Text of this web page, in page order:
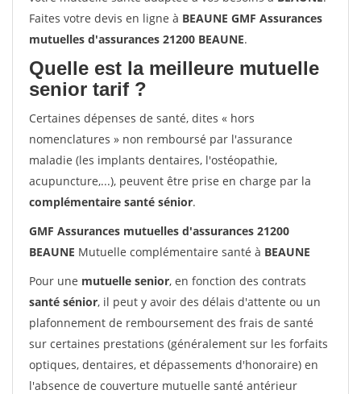
Faites votre devis en ligne à BEAUNE GMF Assurances
mutuelles d'assurances 21200 BEAUNE.
Quelle est la meilleure mutuelle
senior tarif ?
Certaines dépenses de santé, dites « hors
nomenclatures » non remboursé par l'assurance
maladie (les implants dentaires, l'ostéopathie,
acupuncture,...), peuvent être prise en charge par la
complémentaire santé sénior.
GMF Assurances mutuelles d'assurances 21200
BEAUNE Mutuelle complémentaire santé à BEAUNE
Pour une mutuelle senior, en fonction des contrats
santé sénior, il peut y avoir des délais d'attente ou un
plafonnement de remboursement des frais de santé
sur certaines prestations (généralement sur les forfaits
optiques, dentaires, et dépassements d'honoraire) en
l'absence de couverture mutuelle santé antérieur